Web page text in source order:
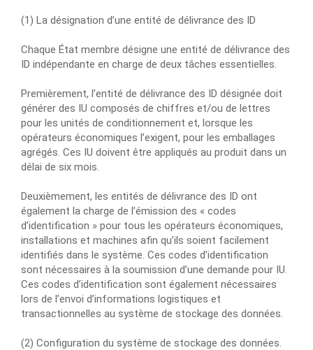
(1) La désignation d’une entité de délivrance des ID
Chaque État membre désigne une entité de délivrance des
ID indépendante en charge de deux tâches essentielles.
Premièrement, l’entité de délivrance des ID désignée doit
générer des IU composés de chiffres et/ou de lettres
pour les unités de conditionnement et, lorsque les
opérateurs économiques l’exigent, pour les emballages
agrégés. Ces IU doivent être appliqués au produit dans un
délai de six mois.
Deuxièmement, les entités de délivrance des ID ont
également la charge de l’émission des « codes
d’identification » pour tous les opérateurs économiques,
installations et machines afin qu’ils soient facilement
identifiés dans le système. Ces codes d’identification
sont nécessaires à la soumission d’une demande pour IU.
Ces codes d’identification sont également nécessaires
lors de l’envoi d’informations logistiques et
transactionnelles au système de stockage des données.
(2) Configuration du système de stockage des données.